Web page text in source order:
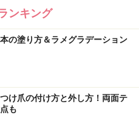
ンキング
の塗り方＆ラメグラデーション
け爪の付け方と外し方！両面テ
も